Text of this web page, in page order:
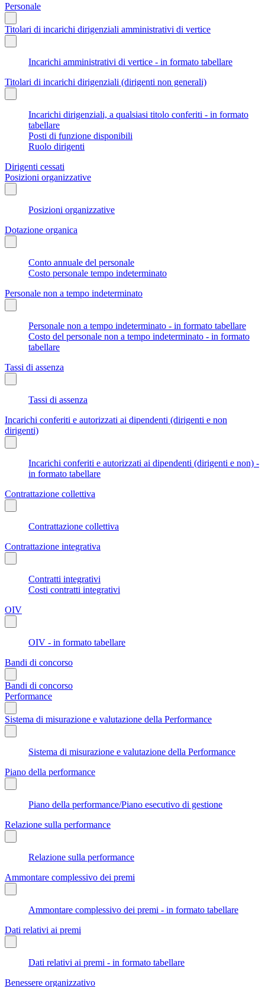
Personale
Titolari di incarichi dirigenziali amministrativi di vertice
Incarichi amministrativi di vertice - in formato tabellare
Titolari di incarichi dirigenziali (dirigenti non generali)
Incarichi dirigenziali, a qualsiasi titolo conferiti - in formato
tabellare
Posti di funzione disponibili
Ruolo dirigenti
Dirigenti cessati
Posizioni organizzative
Posizioni organizzative
Dotazione organica
Conto annuale del personale
Costo personale tempo indeterminato
Personale non a tempo indeterminato
Personale non a tempo indeterminato - in formato tabellare
Costo del personale non a tempo indeterminato - in formato
tabellare
Tassi di assenza
Tassi di assenza
Incarichi conferiti e autorizzati ai dipendenti (dirigenti e non
dirigenti)
Incarichi conferiti e autorizzati ai dipendenti (dirigenti e non) -
in formato tabellare
Contrattazione collettiva
Contrattazione collettiva
Contrattazione integrativa
Contratti integrativi
Costi contratti integrativi
OIV
OIV - in formato tabellare
Bandi di concorso
Bandi di concorso
Performance
Sistema di misurazione e valutazione della Performance
Sistema di misurazione e valutazione della Performance
Piano della performance
Piano della performance/Piano esecutivo di gestione
Relazione sulla performance
Relazione sulla performance
Ammontare complessivo dei premi
Ammontare complessivo dei premi - in formato tabellare
Dati relativi ai premi
Dati relativi ai premi - in formato tabellare
Benessere organizzativo